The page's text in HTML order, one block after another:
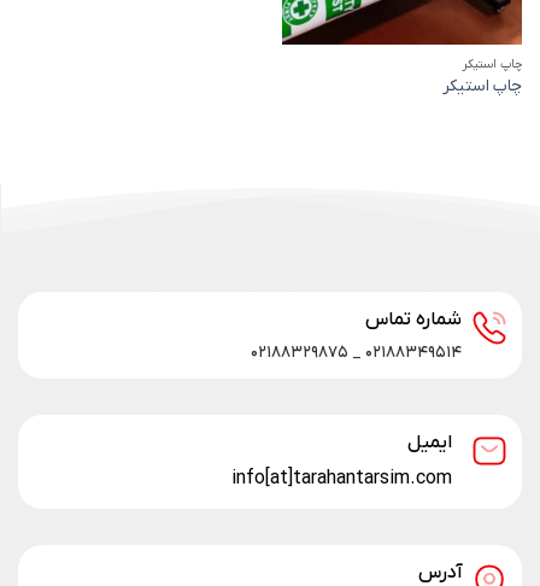
چاپ استیکر
چاپ استیکر
شماره تماس
۰۲۱۸۸۳۴۹۵۱۴ _ ۰۲۱۸۸۳۲۹۸۷۵
ایمیل
info[at]tarahantarsim.com
آدرس